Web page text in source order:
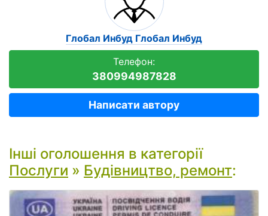
Глобал Инбуд Глобал Инбуд
Телефон:
380994987828
Написати автору
Інші оголошення в категорії
Послуги » Будівництво, ремонт: